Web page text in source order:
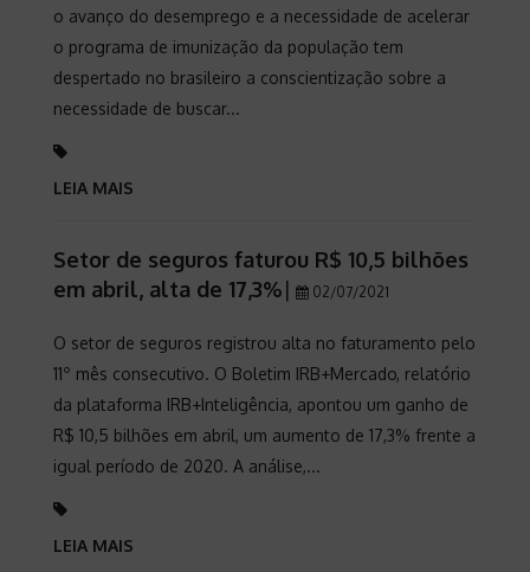
o avanço do desemprego e a necessidade de acelerar
o programa de imunização da população tem
despertado no brasileiro a conscientização sobre a
necessidade de buscar...
LEIA MAIS
Setor de seguros faturou R$ 10,5 bilhões
em abril, alta de 17,3%| 02/07/2021
O setor de seguros registrou alta no faturamento pelo
11º mês consecutivo. O Boletim IRB+Mercado, relatório
da plataforma IRB+Inteligência, apontou um ganho de
R$ 10,5 bilhões em abril, um aumento de 17,3% frente a
igual período de 2020. A análise,...
LEIA MAIS